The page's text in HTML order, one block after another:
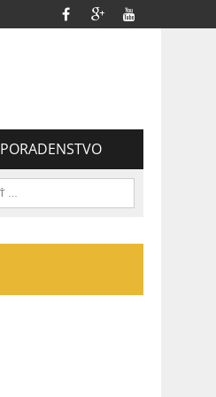
PORADENSTVO